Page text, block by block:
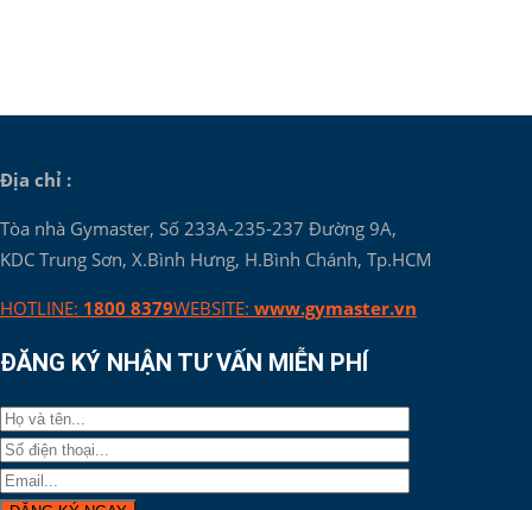
Địa chỉ :
Tòa nhà Gymaster, Số 233A-235-237 Đường 9A,
KDC Trung Sơn, X.Bình Hưng, H.Bình Chánh, Tp.HCM
HOTLINE: 1800 8379WEBSITE: www.gymaster.vn
ĐĂNG KÝ NHẬN TƯ VẤN MIỄN PHÍ